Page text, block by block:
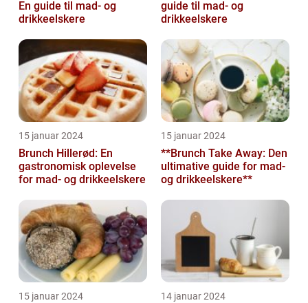
En guide til mad- og
drikkeelskere
guide til mad- og
drikkeelskere
15 januar 2024
Brunch Hillerød: En
gastronomisk oplevelse
for mad- og drikkeelskere
15 januar 2024
**Brunch Take Away: Den
ultimative guide for mad-
og drikkeelskere**
15 januar 2024 14 januar 2024